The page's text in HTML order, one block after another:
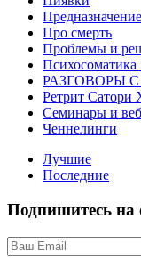
Предназначение
Про смерть
Проблемы и
РАЗГОВОРЫ
Ретрит Сатори
Семинары и
Ченнелинги
Лучшие
Последние
Подпишитесь на